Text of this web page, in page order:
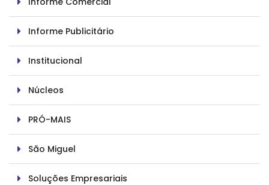
Informe Publicitário
Institucional
Núcleos
PRÓ-MAIS
São Miguel
Soluções Empresariais